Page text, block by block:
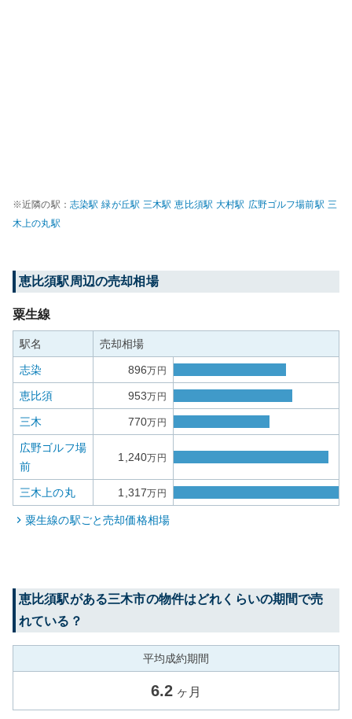
※近隣の駅： 志染駅 緑が丘駅 三木駅 恵比須駅 大村駅 広野ゴルフ場前駅 三
木上の丸駅
恵比須駅周辺の売却相場
粟生線
駅名 売却相場
志染 896万円
恵比須 953万円
三木 770万円
広野ゴルフ場
前
1,240万円
三木上の丸 1,317万円
粟生線の駅ごと売却価格相場
恵比須駅がある三木市の物件はどれくらいの期間で売
れている？
平均成約期間
6.2 ヶ月